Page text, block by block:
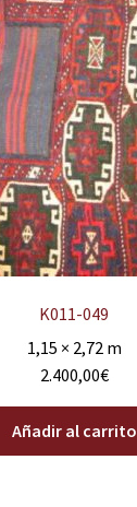
K011-049
1,15 × 2,72 m
2.400,00€
Añadir al carrito